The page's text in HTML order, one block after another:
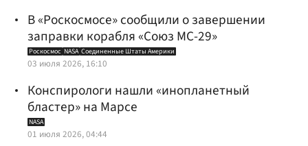
В «Роскосмосе» сообщили о завершении
заправки корабля «Союз МС-29»
Роскосмос NASA Соединенные Штаты Америки
03 июля 2026, 16:10
Конспирологи нашли «инопланетный
бластер» на Марсе
NASA
01 июля 2026, 04:44